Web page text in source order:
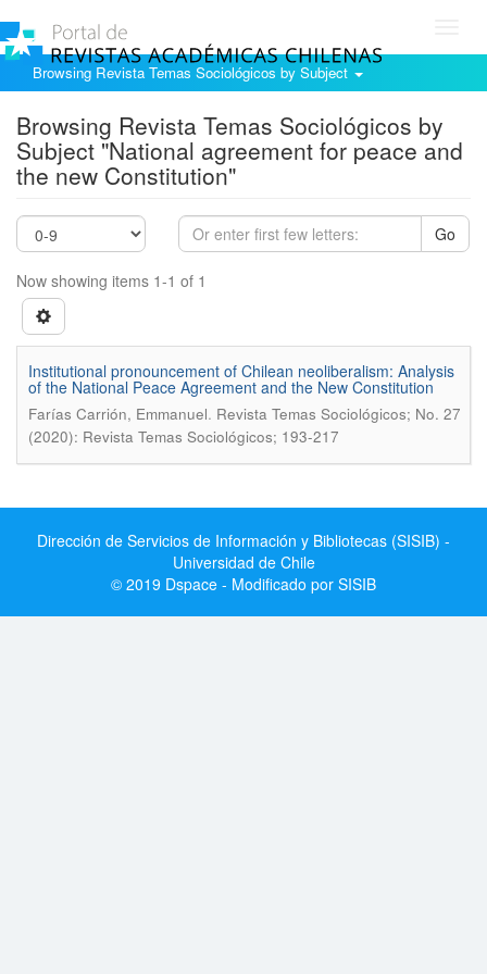
Browsing Revista Temas Sociológicos by Subject
Browsing Revista Temas Sociológicos by
Subject "National agreement for peace and
the new Constitution"
Go
Now showing items 1-1 of 1
Institutional pronouncement of Chilean neoliberalism: Analysis
of the National Peace Agreement and the New Constitution
Farí­as Carrión, Emmanuel. Revista Temas Sociológicos; No. 27
(2020): Revista Temas Sociológicos; 193-217
Dirección de Servicios de Información y Bibliotecas (SISIB) -
Universidad de Chile
© 2019 Dspace - Modificado por SISIB